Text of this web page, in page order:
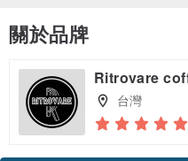
關於品牌
Ritrovare
台灣